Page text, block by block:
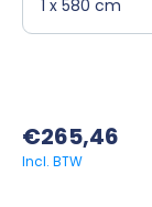
€265,46